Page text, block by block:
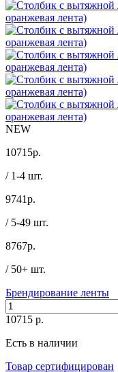
NEW
10715р.
/ 1-4 шт.
9741р.
/ 5-49 шт.
8767р.
/ 50+ шт.
Брендирование ленты
10715 р.
Есть в наличии
Товар сертифицирован